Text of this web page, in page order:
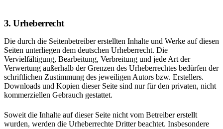
3. Urheberrecht
Die durch die Seitenbetreiber erstellten Inhalte und Werke auf diesen
Seiten unterliegen dem deutschen Urheberrecht. Die
Vervielfältigung, Bearbeitung, Verbreitung und jede Art der
Verwertung außerhalb der Grenzen des Urheberrechtes bedürfen der
schriftlichen Zustimmung des jeweiligen Autors bzw. Erstellers.
Downloads und Kopien dieser Seite sind nur für den privaten, nicht
kommerziellen Gebrauch gestattet.
Soweit die Inhalte auf dieser Seite nicht vom Betreiber erstellt
wurden, werden die Urheberrechte Dritter beachtet. Insbesondere